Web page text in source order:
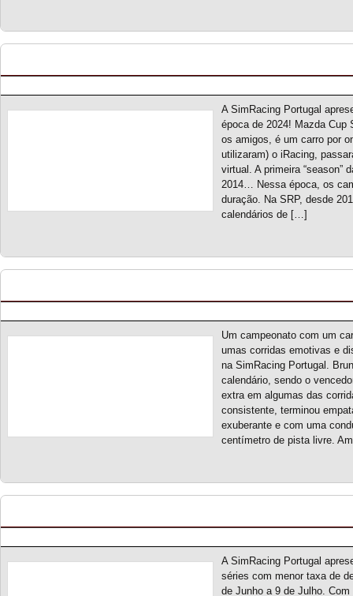
A SimRacing Portugal
época de 2024! Mazda Cup
os amigos, é um carro por
utilizaram) o iRacing,
virtual. A primeira “season”
2014… Nessa época, os
duração. Na SRP, desde
calendários de […]
Um campeonato com um
umas corridas emotivas e
na SimRacing Portugal.
calendário, sendo o
extra em algumas das
consistente, terminou
exuberante e com uma
centímetro de pista livre.
A SimRacing Portugal
séries com menor taxa de
de Junho a 9 de Julho.